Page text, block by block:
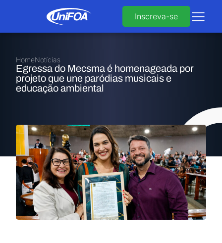
Inscreva-se
HomeNotícias
Egressa do Mecsma é homenageada por
projeto que une paródias musicais e
educação ambiental